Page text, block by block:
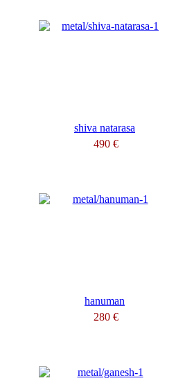
shiva natarasa
490 €
hanuman
280 €